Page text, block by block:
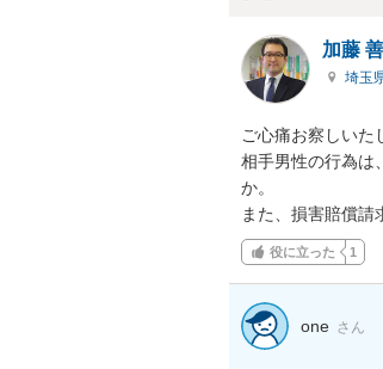
加藤
埼玉
ご心痛お察しいた
相手男性の行為は
か。
また、損害賠償請
役に立った 1
one さん